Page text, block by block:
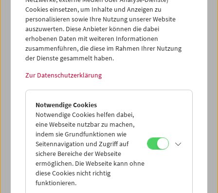
Programmheft-PDF
English language or subtitles
< Vorherige Woche
Mo 20.7.
Di 21.7.
Mi 22.7.
Do 23.7.
Cookies einsetzen, um Inhalte und Anzeigen zu
personalisieren sowie Ihre Nutzung unserer Website
auszuwerten. Diese Anbieter können die dabei
erhobenen Daten mit weiteren Informationen
zusammenführen, die diese im Rahmen Ihrer Nutzung
der Dienste gesammelt haben.
Zur Datenschutzerklärung
Notwendige Cookies
Notwendige Cookies helfen dabei,
eine Webseite nutzbar zu machen,
indem sie Grundfunktionen wie
Seitennavigation und Zugriff auf
sichere Bereiche der Webseite
ermöglichen. Die Webseite kann ohne
diese Cookies nicht richtig
funktionieren.